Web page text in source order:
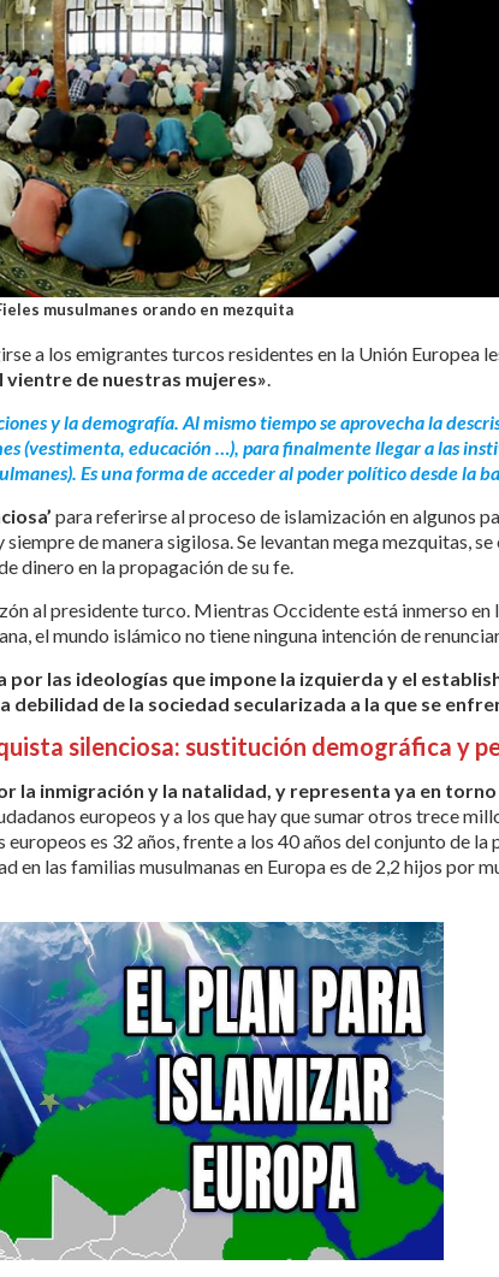
musulmanes orando en mezquita
a los emigrantes turcos residentes en la Unión Europea
vientre de nuestras mujeres»
y la demografía. Al mismo tiempo se aprovecha la
(vestimenta, educación …), para finalmente llegar a las
Es una forma de acceder al poder político desde la
para referirse al proceso de islamización en algunos
de manera sigilosa. Se levantan mega mezquitas,
dinero en la propagación de su fe.
al presidente turco. Mientras Occidente está inmerso
el mundo islámico no tiene ninguna intención de
las ideologías que impone la izquierda y el
de la sociedad secularizada a la que se
silenciosa: sustitución demográfica y
la inmigración y la natalidad, y representa ya en torno
europeos y a los que hay que sumar otros trece
es 32 años, frente a los 40 años del conjunto de
en las familias musulmanas en Europa es de 2,2 hijos por